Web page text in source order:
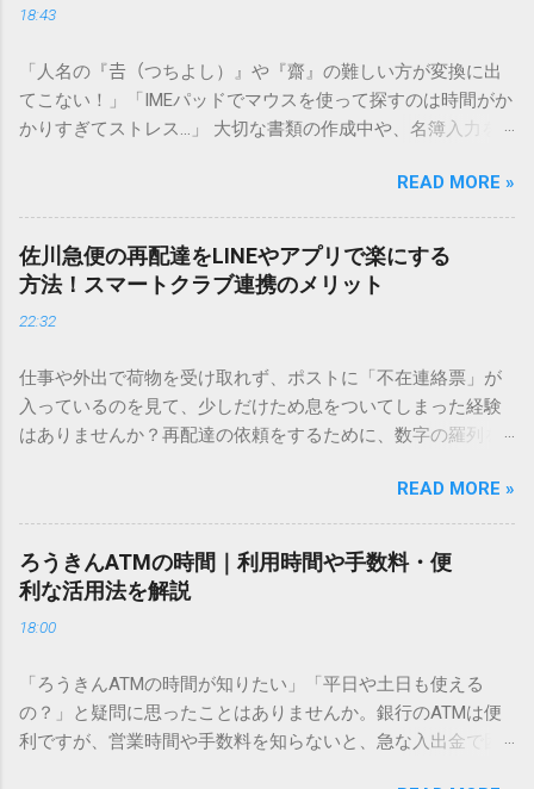
18:43
「人名の『𠮷（つちよし）』や『齋』の難しい方が変換に出
てこない！」「IMEパッドでマウスを使って探すのは時間がか
かりすぎてストレス…」 大切な書類の作成中や、名簿入力を
てしまいますよね。多くの人が「IMEパッド（手書き入力）」
を使いますが、実はマウスで一画ずつ書くのは非効率です
し、似た漢字が多すぎて結局見つからないことも少なくあり
ません。 そこで今回は、IMEパッドを使わずに、特定のコー
ドを打ち込むだけで一瞬で旧字や外字、特殊記号を呼び出す
「文字コード入力」のテクニックを詳しく解説します。 この
必要はありません。 1. なぜ「変換」しても旧字・外字が出て
こないのか？ そもそも、なぜ普通の変換で出てこない漢字が
あるのでしょうか。その理由は、パソコンが文字を認識する
は、JIS規格（日本産業規格）によって「第1水準」「第2水
準」といった形で整理されています。しかし、人名や地名に
使われる非常に古い漢字（旧字）や、特定の組織だけで作ら
れた「外字」は、この一般的な変換リストに含まれていない
ン上のすべての文字には、いわば「住所」のような番号が割
り振られています。変換候補に出ない文字でも、この住所
（コード）を直接指定すれば、確実に呼び出すことができる
のです。 2. Windows標準機能！文字コードで漢字を出す「16
READ MORE »
佐川急便の再配達をLINEやアプリで楽にする
方法！スマートクラブ連携のメリット
22:32
仕事や外出で荷物を受け取れず、ポストに「不在連絡票」が
入っているのを見て、少しだけため息をついてしまった経験
はありませんか？再配達の依頼をするために、数字の羅列を
ことに申し訳なさを感じたりすることもあるかもしれませ
ん。 「もっとスムーズに、自分のタイミングで受け取りた
い」 「わざわざ電話をかけずに、スマホ一つで完結させた
い」 そんな願いを叶えてくれるのが、佐川急便の会員制サー
ビス「スマートクラブ」と、LINEや公式アプリの連携です。
これらを活用するだけで、再配達のストレスは驚くほど軽く
受け取り術と、連携による具体的なメリットを徹底解説しま
す。 佐川急便の再配達が劇的に変わる「スマートクラブ」と
は？ まず押さえておきたいのが、佐川急便の個人向け無料会
READ MORE »
ろうきんATMの時間｜利用時間や手数料・便
利な活用法を解説
18:00
「ろうきんATMの時間が知りたい」「平日や土日も使える
の？」と疑問に思ったことはありませんか。銀行のATMは便
利ですが、営業時間や手数料を知らないと、急な入出金で困